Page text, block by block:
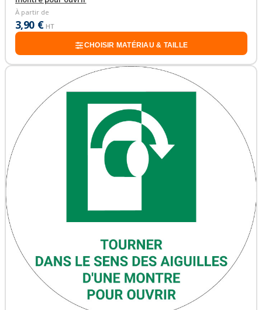
À partir de
3,90 € HT
CHOISIR MATÉRIAU & TAILLE